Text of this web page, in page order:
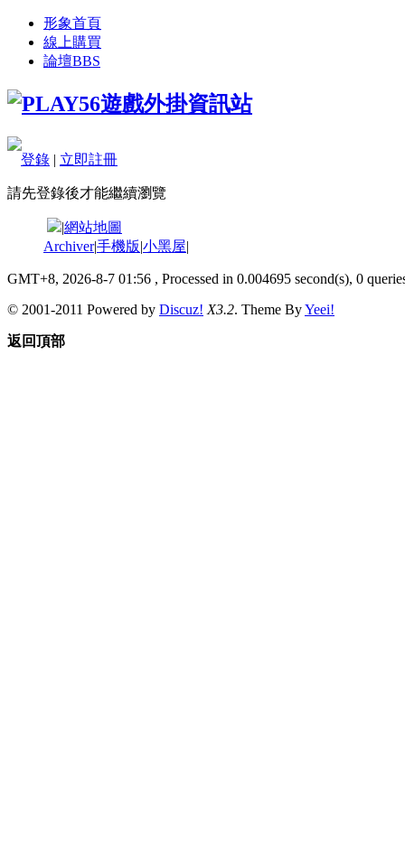
形象首頁
線上購買
論壇BBS
登錄 | 立即註冊
請先登錄後才能繼續瀏覽
|網站地圖
Archiver|手機版|小黑屋|
GMT+8, 2026-8-7 01:56 , Processed in 0.004695 second(s), 0
© 2001-2011 Powered by Discuz! X3.2. Theme ByYeei!
返回頂部